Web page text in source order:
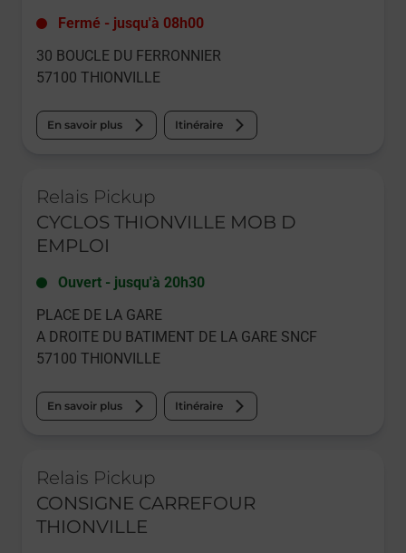
Fermé - jusqu'à 08h00
30 BOUCLE DU FERRONNIER
57100 THIONVILLE
En savoir plus Itinéraire
Relais Pickup
CYCLOS THIONVILLE MOB D
EMPLOI
Ouvert - jusqu'à 20h30
PLACE DE LA GARE
A DROITE DU BATIMENT DE LA GARE SNCF
57100 THIONVILLE
En savoir plus Itinéraire
Relais Pickup
CONSIGNE CARREFOUR
THIONVILLE